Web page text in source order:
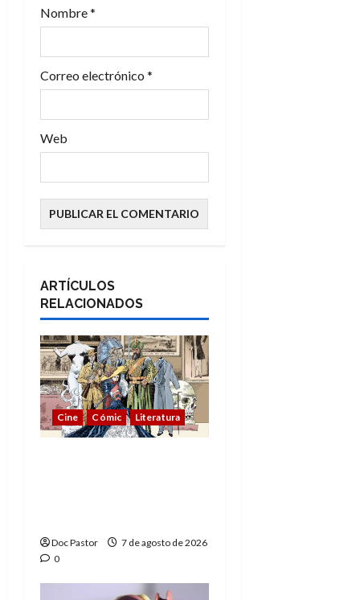
a
d
a
s
Nombre*
Correo electrónico *
Web
ARTÍCULOS
RELACIONADOS
Cine Cómic Literatura
Doc Pastor
7 de agosto de 2026
0